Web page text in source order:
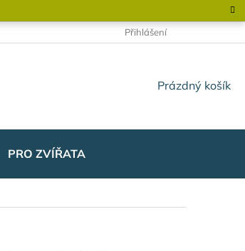
OBCHODNÍ PODMÍNKY
Přihlášení
NÁKUPNÍ
Prázdný košík
PRO ZVÍŘATA